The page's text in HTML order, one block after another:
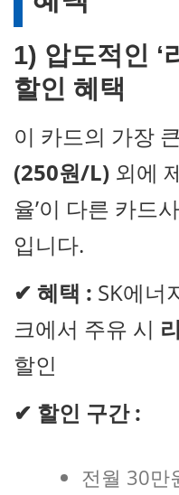
1) 압도적인 ‘
할인 혜택
이 카드의 가장
(250원/L) 외에
율’이 다른 카드
입니다.
✔ 혜택 : SK에너
크에서 주유 시
할인
✔ 할인 구간 :
전월 30만